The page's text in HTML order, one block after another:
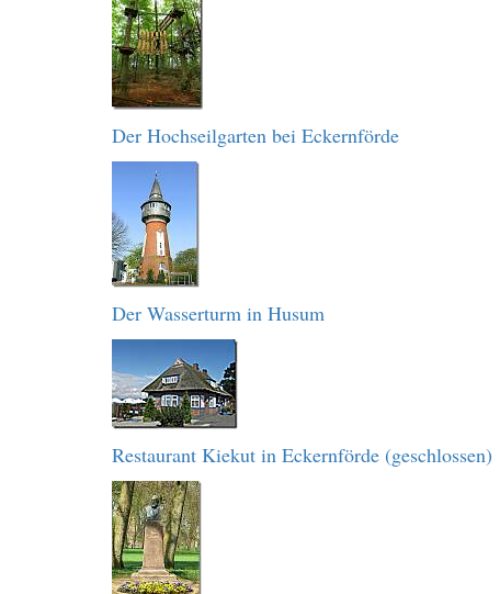
Der Hochseilgarten bei Eckernförde
Der Wasserturm in Husum
Restaurant Kiekut in Eckernförde (geschlossen)